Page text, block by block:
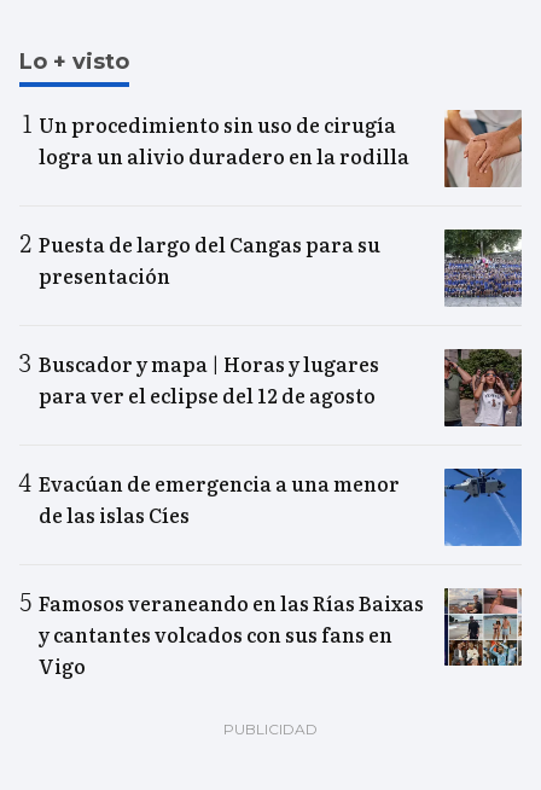
Lo + visto
Un procedimiento sin uso de cirugía
logra un alivio duradero en la rodilla
Puesta de largo del Cangas para su
presentación
Buscador y mapa | Horas y lugares
para ver el eclipse del 12 de agosto
Evacúan de emergencia a una menor
de las islas Cíes
Famosos veraneando en las Rías Baixas
y cantantes volcados con sus fans en
Vigo